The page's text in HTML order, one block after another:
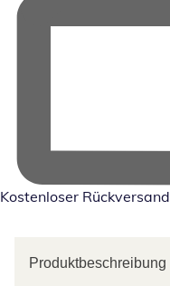
Kostenloser Rückversand
Produktbeschreibung